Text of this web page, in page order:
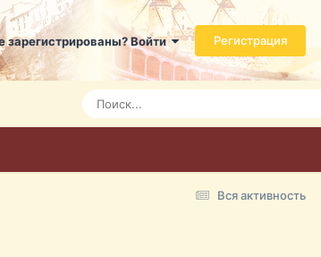
зарегистрированы? Войти Регистрация
Вся активность